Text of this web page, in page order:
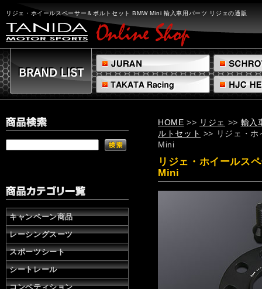
リジェ・ホイールスペーサー＆ボルトセット BMW Mini 輸入車用パーツ リジェの通販
ジ
ェ・
ホ
イ
ー
ル
ス
ペ
サ
ー
＆
ボ
セ
ッ
ト
BMW
Mini
輸
入
車
用
パ
キャンペーン商品
レーシングスーツ
スポーツシート
シートレール
コンペティション
HOME >> リジェ >> 輸入
ルトセット >> リジェ・ホ
Mini
リジェ・ホイールス
Mini